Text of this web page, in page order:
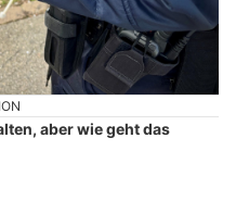
aber wie geht das